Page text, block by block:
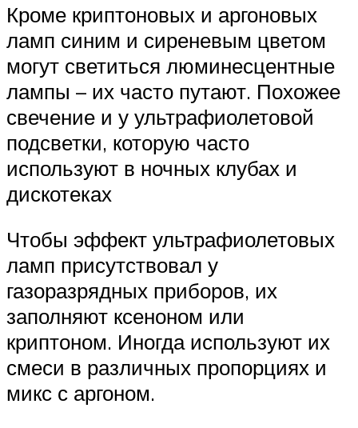
Кроме криптоновых и аргоновых
ламп синим и сиреневым цветом
могут светиться люминесцентные
лампы – их часто путают. Похожее
свечение и у ультрафиолетовой
подсветки, которую часто
используют в ночных клубах и
дискотеках
Чтобы эффект ультрафиолетовых
ламп присутствовал у
газоразрядных приборов, их
заполняют ксеноном или
криптоном. Иногда используют их
смеси в различных пропорциях и
микс с аргоном.